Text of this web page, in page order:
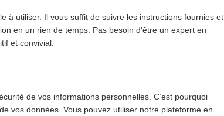
à utiliser. Il vous suffit de suivre les instructions fournies et
en un rien de temps. Pas besoin d’être un expert en
et convivial.
de vos informations personnelles. C’est pourquoi
vos données. Vous pouvez utiliser notre plateforme en